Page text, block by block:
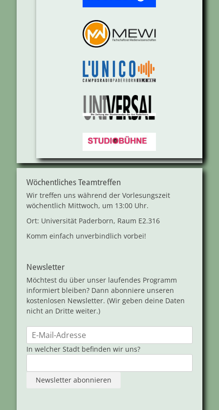
Wöchentliches Teamtreffen
Wir treffen uns während der Vorlesungszeit
wöchentlich Mittwoch, um 13:00 Uhr.
Ort: Universität Paderborn, Raum E2.316
Komm einfach unverbindlich vorbei!
Newsletter
Möchtest du über unser laufendes Programm
informiert bleiben? Dann abonniere unseren
kostenlosen Newsletter. (Wir geben deine Daten
nicht an Dritte weiter.)
In welcher Stadt befinden wir uns?